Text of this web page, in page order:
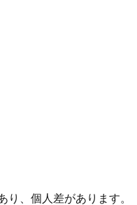
り、個人差があります。